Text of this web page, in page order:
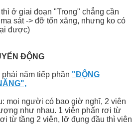
ở giai đoạn "Trong" chẳng cần
sát -> đỡ tốn xăng, nhưng ko có
được)
ĐỘNG
năm tiếp phần "ĐỘNG
mọi người có bao giờ nghĩ, 2 viên
như nhau. 1 viên phấn rơi từ
từ tầng 2 viên, lỡ đụng đầu thì viên